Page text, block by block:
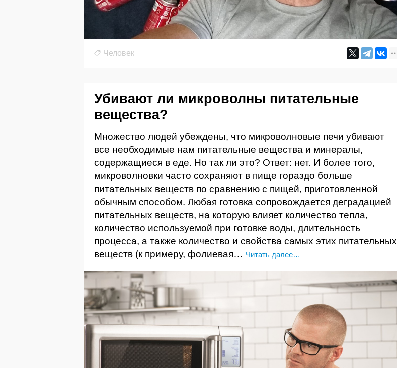
Человек
Убивают ли микроволны питательные
вещества?
Множество людей убеждены, что микроволновые печи убивают
все необходимые нам питательные вещества и минералы,
содержащиеся в еде. Но так ли это? Ответ: нет. И более того,
микроволновки часто сохраняют в пище гораздо больше
питательных веществ по сравнению с пищей, приготовленной
обычным способом. Любая готовка сопровождается деградацией
питательных веществ, на которую влияет количество тепла,
количество используемой при готовке воды, длительность
процесса, а также количество и свойства самых этих питательных
веществ (к примеру, фолиевая… Читать далее…